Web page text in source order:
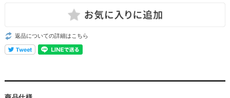
返品についての詳細はこちら